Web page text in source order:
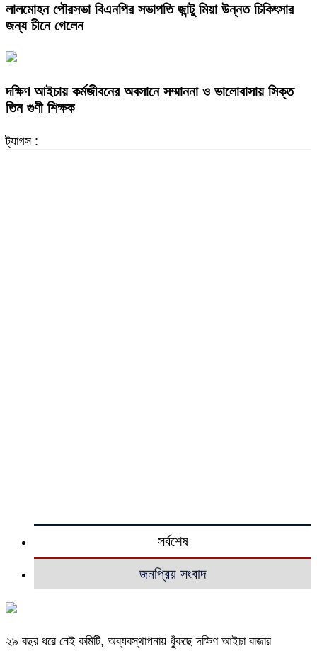
লালমোহন পৌরসভা বিএনপির সভাপতি জান্টু মিয়া উন্নত চিকিৎসার
জন্য চীনে গেলেন
দক্ষিণ আইচায় কর্মজীবনের অবসানে সম্মাননা ও ভালোবাসায় সিক্ত
তিন গুণী শিক্ষক
ট্যাগস :
সর্বশেষ
জনপ্রিয় সংবাদ
২৯ বছর ধরে নেই কমিটি, অব্যবস্থাপনায় ধুঁকছে দক্ষিণ আইচা বাজার